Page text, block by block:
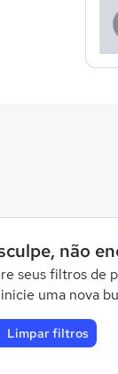
não
seus filtros de
uma nova
Limpar filtros